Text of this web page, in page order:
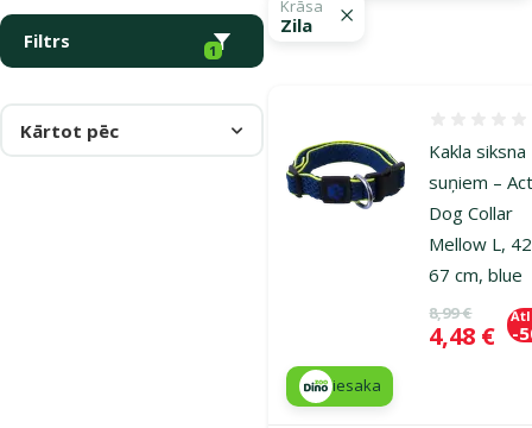
Filtrs 1
Krāsa
Zila
Kārtot pēc
Kakla siksna
suņiem –
Dog Collar
Mellow L,
67 cm, blue
Oriģinālā
8,99 €
Cena
4,48 € -
iesaka